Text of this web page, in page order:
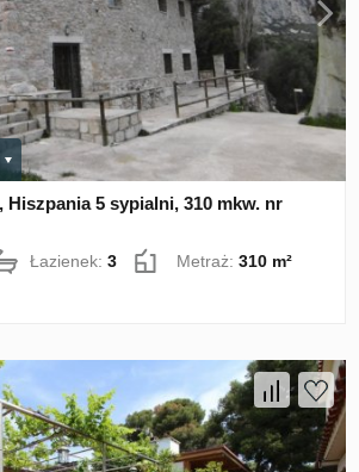
Hiszpania 5 sypialni, 310 mkw. nr
Łazienek:3 Metraż:310 m²